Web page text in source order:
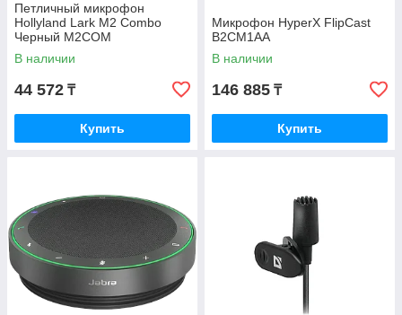
Петличный микрофон
Hollyland Lark M2 Combo
Черный M2COM
В наличии
44 572 ₸
Купить
Микрофон HyperX FlipCast
B2CM1AA
В наличии
146 885 ₸
Купить